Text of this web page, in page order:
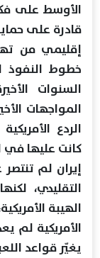
الأوسط على
قادرة على
إقليمي من
خطوط النفوذ
السنوات
المواجهات
الردع
كانت عليها في
إيران لم
التقليدي،
الهيبة
الأمريكية لم
يغيّر قواعد